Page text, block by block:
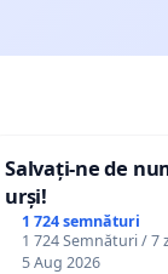
Salvați-ne de
urși!
1 724 semnături
1 724 Semnături / 7
5 Aug 2026